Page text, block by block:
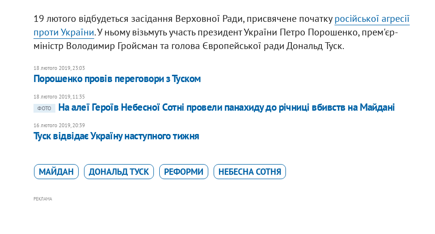
19 лютого відбудеться засідання Верховної Ради, присвячене початкуросійської агресії
проти України. У ньому візьмуть участь президент України Петро Порошенко, прем'єр-
міністр Володимир Гройсман та голова Європейської ради Дональд Туск.
18 лютого 2019, 23:03
Порошенко провів переговори з Туском
18 лютого 2019, 11:35
ФОТО
На алеї Героїв Небесної Сотні провели панахиду до річниці вбивств на Майдані
16 лютого 2019, 20:39
Туск відвідає Україну наступного тижня
МАЙДАН ДОНАЛЬД ТУСК РЕФОРМИ НЕБЕСНА СОТНЯ
РЕКЛАМА